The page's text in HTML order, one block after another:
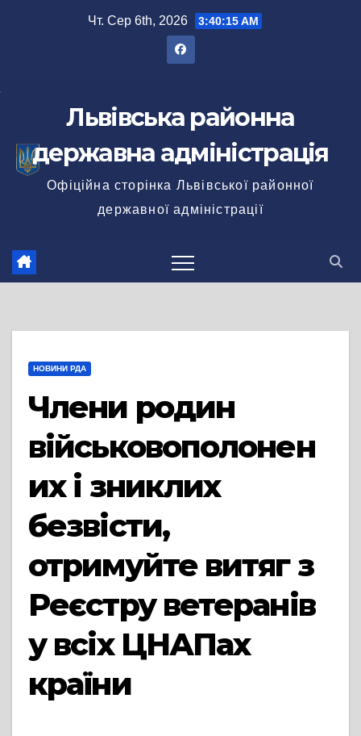
Чт. Сер 6th, 2026 3:40:15 AM
Львівська районна
державна адміністрація
Офіційна сторінка Львівської районної
державної адміністрації
НОВИНИ РДА
Члени родин
військовополонен
их і зниклих
безвісти,
отримуйте витяг з
Реєстру ветеранів
у всіх ЦНАПах
країни